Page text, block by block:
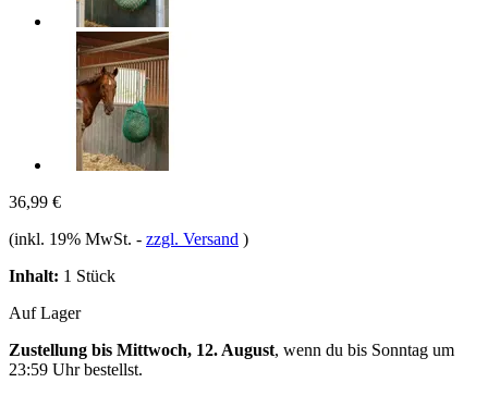
36,99 €
(inkl. 19% MwSt. - zzgl. Versand )
Inhalt: 1 Stück
Auf Lager
Zustellung bis Mittwoch, 12. August, wenn du bis Sonntag um
23:59 Uhrbestellst.